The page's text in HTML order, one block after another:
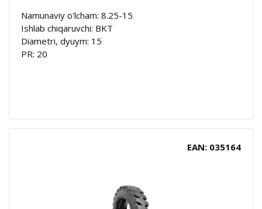
Namunaviy o'lcham: 8.25-15
Ishlab chiqaruvchi: BKT
Diametri, dyuym: 15
PR: 20
EAN: 035164